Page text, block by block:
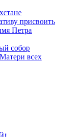
присвоить
Петра
собор
всех